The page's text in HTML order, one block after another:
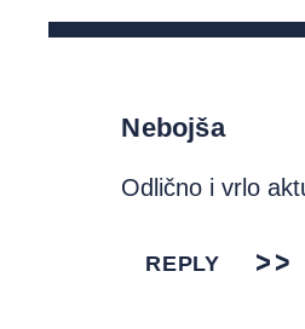
Nebojša
Odlično i vrlo
REPLY